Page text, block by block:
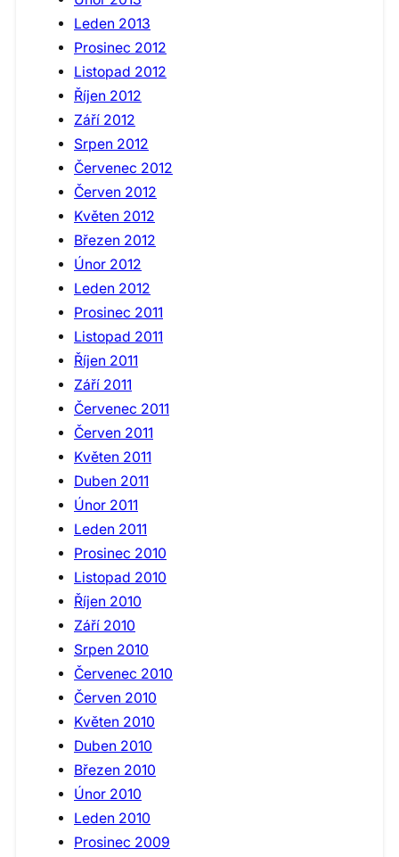
Leden 2013
Prosinec 2012
Listopad 2012
Říjen 2012
Září 2012
Srpen 2012
Červenec 2012
Červen 2012
Květen 2012
Březen 2012
Únor 2012
Leden 2012
Prosinec 2011
Listopad 2011
Říjen 2011
Září 2011
Červenec 2011
Červen 2011
Květen 2011
Duben 2011
Únor 2011
Leden 2011
Prosinec 2010
Listopad 2010
Říjen 2010
Září 2010
Srpen 2010
Červenec 2010
Červen 2010
Květen 2010
Duben 2010
Březen 2010
Únor 2010
Leden 2010
Prosinec 2009